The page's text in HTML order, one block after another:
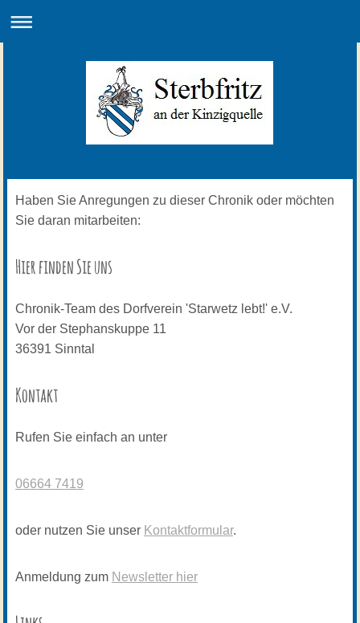
Haben Sie Anregungen zu dieser Chronik oder möchten
Sie daran mitarbeiten:
Hier finden Sie uns
Chronik-Team des Dorfverein 'Starwetz lebt!' e.V.
Vor der Stephanskuppe 11
36391 Sinntal
Kontakt
Rufen Sie einfach an unter
06664 7419
oder nutzen Sie unser Kontaktformular.
Anmeldung zum Newsletter hier